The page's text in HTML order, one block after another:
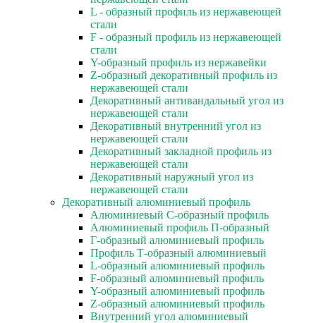
L - образный профиль из нержавеющей
стали
F - образный профиль из нержавеющей
стали
Y-образный профиль из нержавейки
Z-образный декоративный профиль из
нержавеющей стали
Декоративный антивандальный угол из
нержавеющей стали
Декоративный внутренний угол из
нержавеющей стали
Декоративный закладной профиль из
нержавеющей стали
Декоративный наружный угол из
нержавеющей стали
Декоративный алюминиевый профиль
Алюминиевый С-образный профиль
Алюминиевый профиль П-образный
Г-образный алюминиевый профиль
Профиль Т-образный алюминиевый
L-образный алюминиевый профиль
F-образный алюминиевый профиль
Y-образный алюминиевый профиль
Z-образный алюминиевый профиль
Внутренний угол алюминиевый